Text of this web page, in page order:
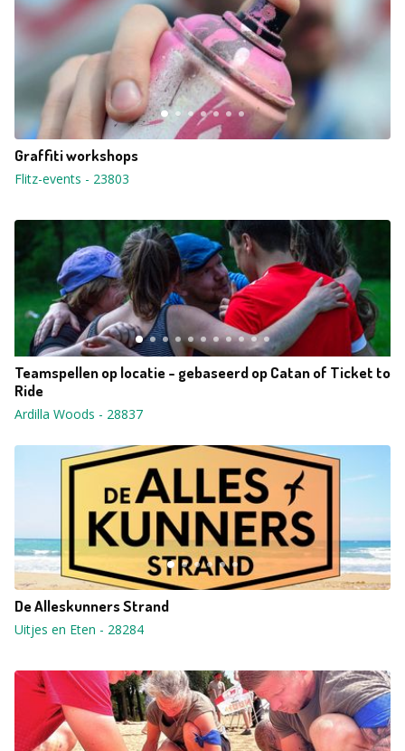
Graffiti workshops
Flitz-events - 23803
Teamspellen op locatie - gebaseerd op Catan of Ticket to
Ride
Ardilla Woods - 28837
De Alleskunners Strand
Uitjes en Eten - 28284